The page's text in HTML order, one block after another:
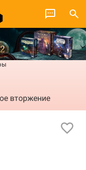
вторжение